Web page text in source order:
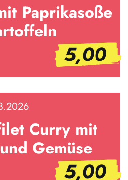
Paprikasoße
5,00
Curry mit
Gemüse
5,00